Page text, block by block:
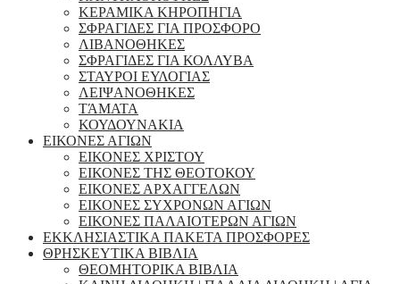
ΚΕΡΑΜΙΚΑ ΚΗΡΟΠΗΓΙΑ
ΣΦΡΑΓΙΔΕΣ ΓΙΑ ΠΡΟΣΦΟΡΟ
ΛΙΒΑΝΟΘΗΚΕΣ
ΣΦΡΑΓΙΔΕΣ ΓΙΑ ΚΟΛΛΥΒΑ
ΣΤΑΥΡΟΙ ΕΥΛΟΓΙΑΣ
ΛΕΙΨΑΝΟΘΗΚΕΣ
ΤΆΜΑΤΑ
ΚΟΥΔΟΥΝΑΚΙΑ
ΕΙΚΟΝΕΣ ΑΓΙΩΝ
ΕΙΚΟΝΕΣ ΧΡΙΣΤΟΥ
ΕΙΚΟΝΕΣ ΤΗΣ ΘΕΟΤΟΚΟΥ
ΕΙΚΟΝΕΣ ΑΡΧΑΓΓΕΛΩΝ
ΕΙΚΟΝΕΣ ΣΥΧΡΟΝΩΝ ΑΓΙΩΝ
ΕΙΚΟΝΕΣ ΠΑΛΑΙΟΤΕΡΩΝ ΑΓΙΩΝ
ΕΚΚΛΗΣΙΑΣΤΙΚΑ ΠΑΚΕΤΑ ΠΡΟΣΦΟΡΕΣ
ΘΡΗΣΚΕΥΤΙΚΑ ΒΙΒΛΙΑ
ΘΕΟΜΗΤΟΡΙΚΑ ΒΙΒΛΙΑ